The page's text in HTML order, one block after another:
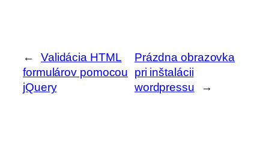
←
Validácia HTML
formulárov pomocou
jQuery
Prázdna obrazovka
pri inštalácii
wordpressu
→